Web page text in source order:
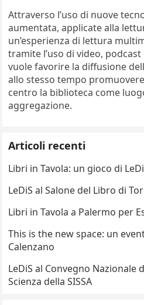
Attraverso l’uso di nuove
aumentata, applicate alla
un’esperienza di lettura
tramite l’uso di video, podcast
vuole favorire la diffusione
allo stesso tempo
centro la biblioteca come
aggregazione.
Articoli recenti
Libri in Tavola: un gioco di
LeDiS al Salone del Libro di
Libri in Tavola a Palermo per
This is the new space: un
Calenzano
LeDiS al Convegno Nazionale
Scienza della SISSA